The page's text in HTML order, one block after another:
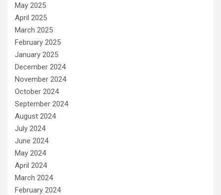
May 2025
April 2025
March 2025
February 2025
January 2025
December 2024
November 2024
October 2024
September 2024
August 2024
July 2024
June 2024
May 2024
April 2024
March 2024
February 2024